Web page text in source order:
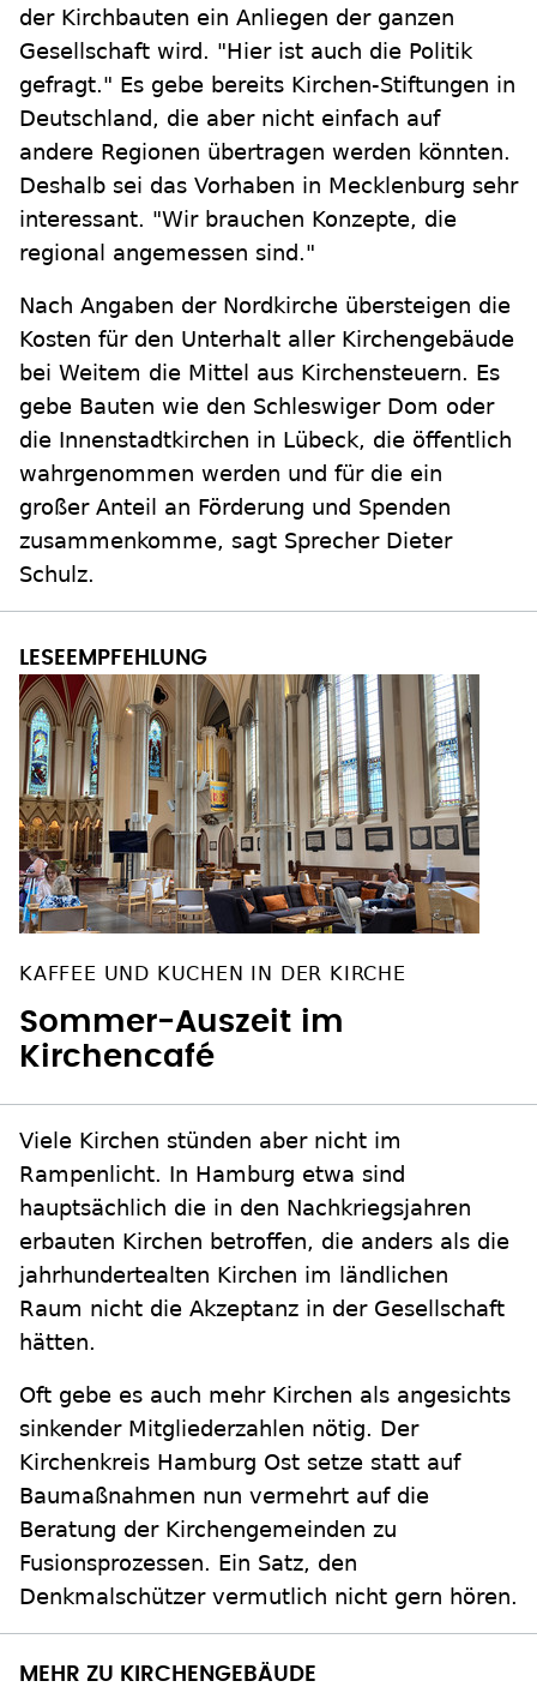
der Kirchbauten ein Anliegen der ganzen
Gesellschaft wird. "Hier ist auch die Politik
gefragt." Es gebe bereits Kirchen-Stiftungen in
Deutschland, die aber nicht einfach auf
andere Regionen übertragen werden könnten.
Deshalb sei das Vorhaben in Mecklenburg sehr
interessant. "Wir brauchen Konzepte, die
regional angemessen sind."
Nach Angaben der Nordkirche übersteigen die
Kosten für den Unterhalt aller Kirchengebäude
bei Weitem die Mittel aus Kirchensteuern. Es
gebe Bauten wie den Schleswiger Dom oder
die Innenstadtkirchen in Lübeck, die öffentlich
wahrgenommen werden und für die ein
großer Anteil an Förderung und Spenden
zusammenkomme, sagt Sprecher Dieter
Schulz.
KAFFEE UND KUCHEN IN DER KIRCHE
Sommer-Auszeit im
Kirchencafé
Viele Kirchen stünden aber nicht im
Rampenlicht. In Hamburg etwa sind
hauptsächlich die in den Nachkriegsjahren
erbauten Kirchen betroffen, die anders als die
jahrhundertealten Kirchen im ländlichen
Raum nicht die Akzeptanz in der Gesellschaft
hätten.
Oft gebe es auch mehr Kirchen als angesichts
sinkender Mitgliederzahlen nötig. Der
Kirchenkreis Hamburg Ost setze statt auf
Baumaßnahmen nun vermehrt auf die
Beratung der Kirchengemeinden zu
Fusionsprozessen. Ein Satz, den
Denkmalschützer vermutlich nicht gern hören.
MEHR ZU KIRCHENGEBÄUDE